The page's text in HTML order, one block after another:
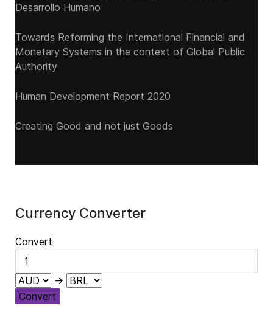
Desarrollo Humano
Towards Reforming the International Financial and
Monetary Systems in the context of Global Public
Authority
Human Development Report 2020
Creating Good and not just Goods
Currency Converter
Convert
→
Convert